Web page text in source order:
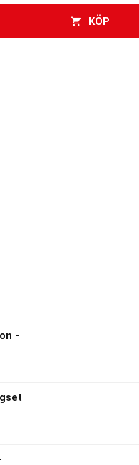
KÖP
-